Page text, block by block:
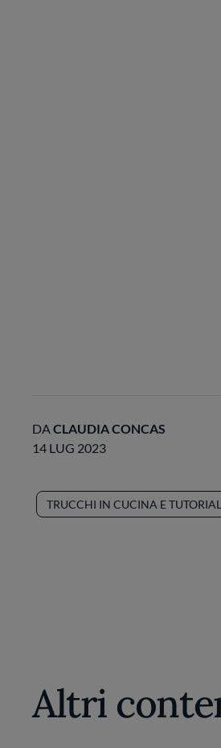
DACLAUDIA CONCAS
14 LUG 2023
TRUCCHI IN CUCINA E TUTORIAL
Altri